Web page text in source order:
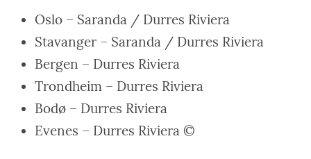
Oslo – Saranda / Durres Riviera
Stavanger – Saranda / Durres Riviera
Bergen – Durres Riviera
Trondheim – Durres Riviera
Bodø – Durres Riviera
Evenes – Durres Riviera ©